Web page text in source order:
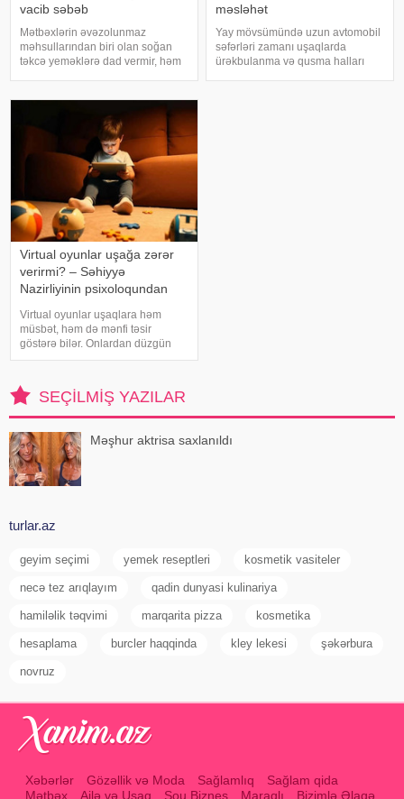
vacib səbəb
Mətbəxlərin əvəzolunmaz
məhsullarından biri olan soğan
təkcə yeməklərə dad vermir, həm
tərkibindəki vitaminlər, minerallar
və antioksidantlar sayəsində soğa
məsləhət
Yay mövsümündə uzun avtomobil
səfərləri zamanı uşaqlarda
ürəkbulanma və qusma halları
Virtual oyunlar uşağa zərər
verirmi? – Səhiyyə
Nazirliyinin psixoloqundan
Virtual oyunlar uşaqlara həm
müsbət, həm də mənfi təsir
göstərə bilər. Onlardan düzgün
rejimdə istifadə edildikdə zehni
artıq oynanılması fiziki və psixoloji
problemlərə səbəb ola bilər
SEÇILMIŞ YAZILAR
Məşhur aktrisa saxlanıldı
turlar.az
geyim seçimi yemek reseptleri kosmetik vasiteler
necə tez arıqlayım qadin dunyasi kulinariya
hamiləlik təqvimi marqarita pizza kosmetika
hesaplama burcler haqqinda kley lekesi şəkərbura
novruz
Xəbərlər Gözəllik və Moda Sağlamlıq
Sağlam qida
Mətbəx
Ailə və Uşaq Şou Biznes Maraqlı Bizimlə Əlaqə